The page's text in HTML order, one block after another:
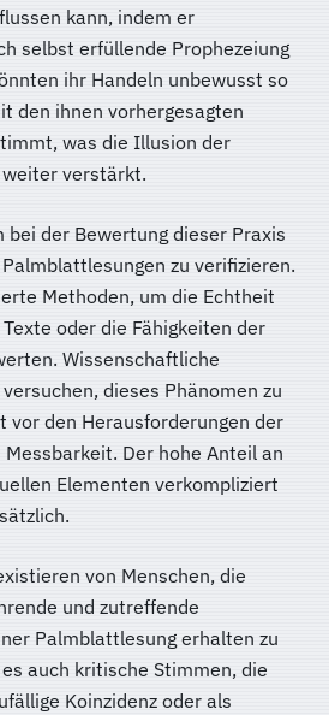
kann, indem er
selbst erfüllende Prophezeiung
ihr Handeln unbewusst so
den ihnen vorhergesagten
was die Illusion der
verstärkt.
bei der Bewertung dieser Praxis
zu verifizieren.
Methoden, um die Echtheit
oder die Fähigkeiten der
Wissenschaftliche
dieses Phänomen zu
vor den Herausforderungen der
Der hohe Anteil an
Elementen verkompliziert
von Menschen, die
und zutreffende
Palmblattlesung erhalten zu
auch kritische Stimmen, die
Koinzidenz oder als